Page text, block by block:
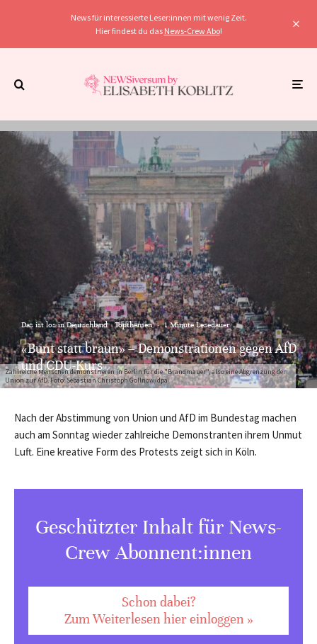
News für interessierte Leser:innen mit wenig Zeit.
Hier findest du das News-Crew Abo!
Zahlreiche Menschen demonstrieren in Berlin für die "Brandmauer", also eine Abgrenzung der
Union zur AfD. Foto: Sebastian Christoph Gollnow/dpa
Das ist los in Deutschland Topthemen · 1 Minute Lesedauer
«Bunt statt braun» – Demonstrationen gegen AfD
und CDU-Kurs
Nach der Abstimmung von Union und AfD im Bundestag machen
auch am Sonntag wieder zahlreiche Demonstranten ihrem Unmut
Luft. Eine kreative Form des Protests zeigt sich in Köln.
Geschützter Inhalt für News-
Crew Abonnent:innen
Schon dabei?
Zum Weiterlesen hier einloggen »